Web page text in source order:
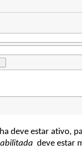
deve estar ativo,
deve estar